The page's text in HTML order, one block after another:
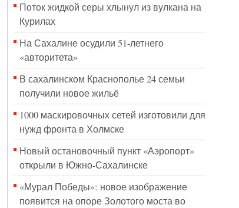
Поток жидкой серы хлынул из вулкана на
Курилах
На Сахалине осудили 51-летнего
«авторитета»
В сахалинском Краснополье 24 семьи
получили новое жильё
1000 маскировочных сетей изготовили для
нужд фронта в Холмске
Новый остановочный пункт «Аэропорт»
открыли в Южно-Сахалинске
«Мурал Победы»: новое изображение
появится на опоре Золотого моста во